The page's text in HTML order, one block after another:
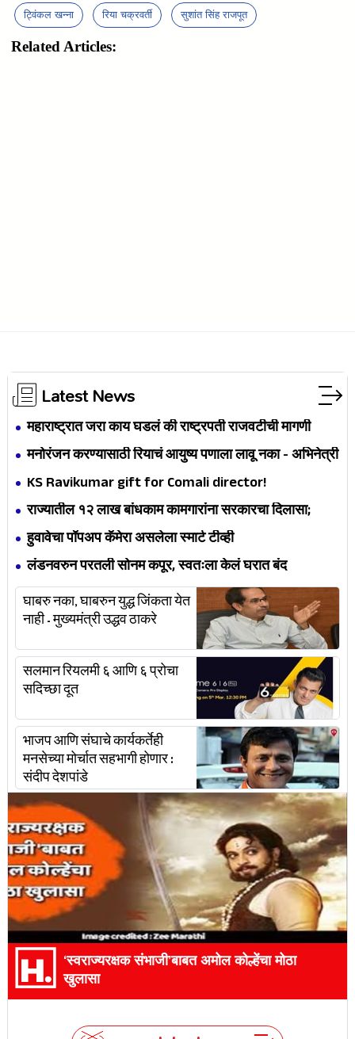
ट्विंकल खन्ना रिया चक्रवर्ती सुशांत सिंह राजपूत
Related Articles:
Latest News
महाराष्ट्रात जरा काय घडलं की राष्ट्रपती राजवटीची मागणी
करणारे कुठे आहेत, अमोल कोल्हेंचा सवाल
मनोरंजन करण्यासाठी रियाचं आयुष्य पणाला लावू नका - अभिनेत्री
ट्विंकल खन्ना
KS Ravikumar gift for Comali director!
राज्यातील १२ लाख बांधकाम कामगारांना सरकारचा दिलासा;
प्रत्येकी २ हजार रुपयांची मदत
हुवावेचा पॉपअप कॅमेरा असलेला स्मार्ट टीव्ही
लंडनवरुन परतली सोनम कपूर, स्वतःला केलं घरात बंद
घाबरु नका, घाबरुन युद्ध जिंकता येत
नाही - मुख्यमंत्री उद्धव ठाकरे
सलमान रियलमी ६ आणि ६ प्रोचा
सदिच्छा दूत
भाजप आणि संघाचे कार्यकर्तेही
मनसेच्या मोर्चात सहभागी होणार :
संदीप देशपांडे
‘स्वराज्यरक्षक संभाजी’बाबत अमोल कोल्हेंचा मोठा
खुलासा